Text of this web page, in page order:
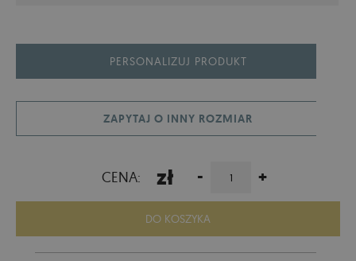
PERSONALIZUJ PRODUKT
ZAPYTAJ O INNY ROZMIAR
CENA: zł - +
DO KOSZYKA